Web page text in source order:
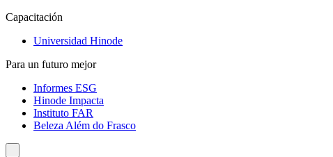
Capacitación
Universidad Hinode
Para un futuro mejor
Informes ESG
Hinode Impacta
Instituto FAR
Beleza Além do Frasco